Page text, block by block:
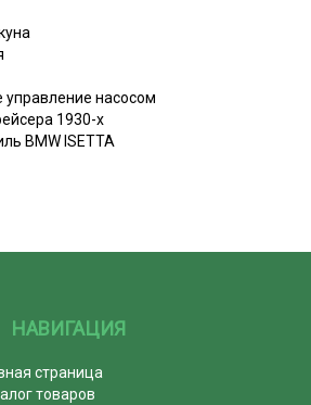
насосом
1930-х
BMW ISETTA
НАВИГАЦИЯ
страница
товаров